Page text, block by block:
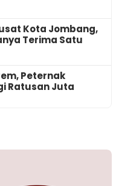
Kota Jombang,
Terima Satu
Peternak
Ratusan Juta